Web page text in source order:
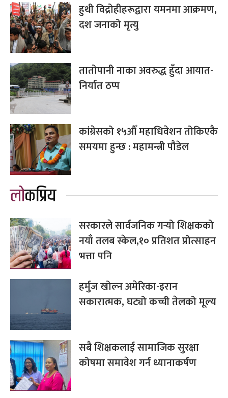
हुथी विद्रोहीहरूद्वारा यमनमा आक्रमण,
दश जनाको मृत्यु
तातोपानी नाका अवरुद्ध हुँदा आयात-
निर्यात ठप्प
कांग्रेसको १५औँ महाधिवेशन तोकिएकै
समयमा हुन्छ : महामन्त्री पौडेल
लोकप्रिय
सरकारले सार्वजनिक गर्‍यो शिक्षकको
नयाँ तलब स्केल,१० प्रतिशत प्रोत्साहन
भत्ता पनि
हर्मुज खोल्न अमेरिका-इरान
सकारात्मक, घट्यो कच्ची तेलको मूल्य
सबै शिक्षकलाई सामाजिक सुरक्षा
कोषमा समावेश गर्न ध्यानाकर्षण